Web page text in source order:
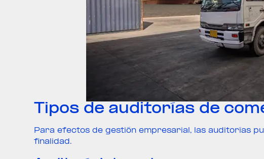
Tipos de auditorías de
Para efectos de gestión empresarial, las auditorías
finalidad.